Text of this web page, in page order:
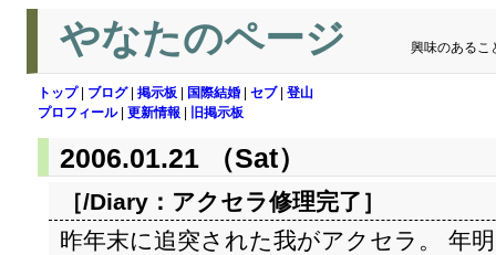
やなたのページ 興味のあるこ
トップ| ブログ| 掲示板 国際結婚 セブ| 登山
プロフィール| 更新情報 旧掲示板
2006.01.21 （Sat）
［/Diary： アクセラ修理完了 ］
昨年末に追突された我がアクセラ。 年